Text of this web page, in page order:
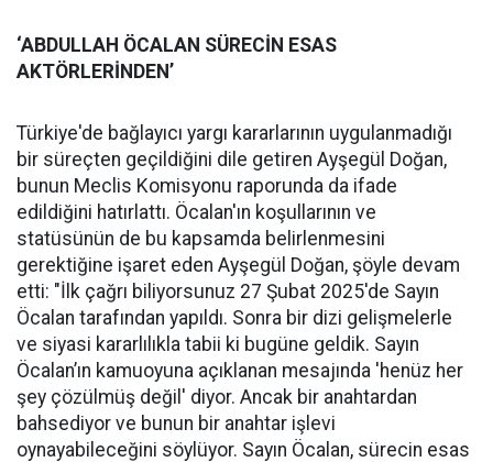
‘ABDULLAH ÖCALAN SÜRECİN ESAS
AKTÖRLERİNDEN’
Türkiye'de bağlayıcı yargı kararlarının uygulanmadığı
bir süreçten geçildiğini dile getiren Ayşegül Doğan,
bunun Meclis Komisyonu raporunda da ifade
edildiğini hatırlattı. Öcalan'ın koşullarının ve
statüsünün de bu kapsamda belirlenmesini
gerektiğine işaret eden Ayşegül Doğan, şöyle devam
etti: "İlk çağrı biliyorsunuz 27 Şubat 2025'de Sayın
Öcalan tarafından yapıldı. Sonra bir dizi gelişmelerle
ve siyasi kararlılıkla tabii ki bugüne geldik. Sayın
Öcalan’ın kamuoyuna açıklanan mesajında 'henüz her
şey çözülmüş değil' diyor. Ancak bir anahtardan
bahsediyor ve bunun bir anahtar işlevi
oynayabileceğini söylüyor. Sayın Öcalan, sürecin esas